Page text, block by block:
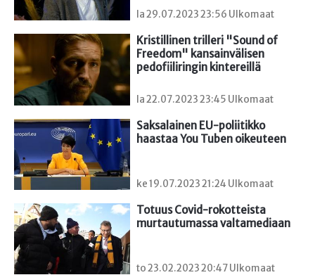
la 29.07.2023 23:56 Ulkomaat
Kristillinen trilleri "Sound of
Freedom" kansainvälisen
pedofiiliringin kintereillä
la 22.07.2023 23:45 Ulkomaat
Saksalainen EU-poliitikko
haastaa You Tuben oikeuteen
ke 19.07.2023 21:24 Ulkomaat
Totuus Covid-rokotteista
murtautumassa valtamediaan
to 23.02.2023 20:47 Ulkomaat